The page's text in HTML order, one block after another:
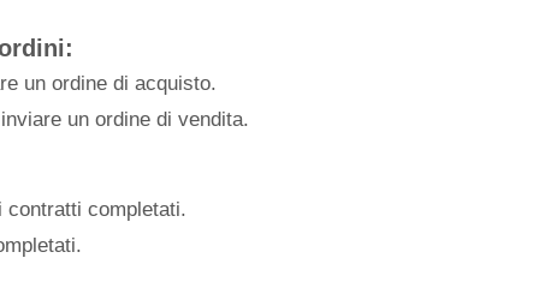
un ordine di acquisto.
un ordine di vendita.
completati.